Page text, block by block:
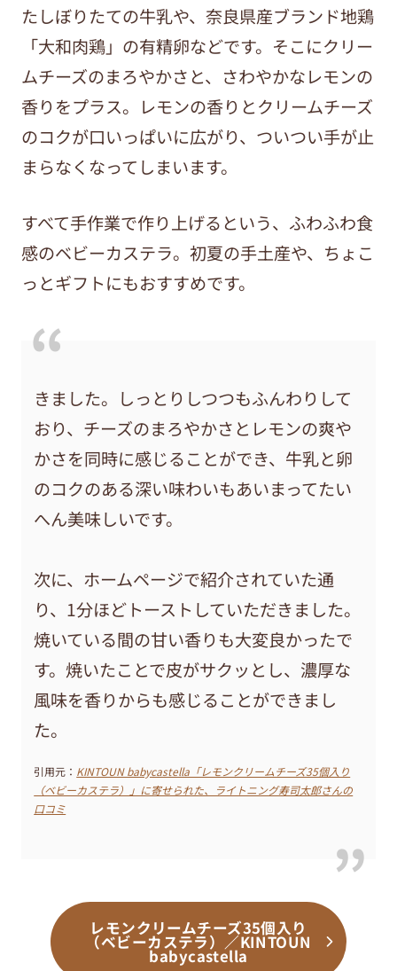
たしぼりたての牛乳や、奈良県産ブランド地鶏
「大和肉鶏」の有精卵などです。そこにクリー
ムチーズのまろやかさと、さわやかなレモンの
香りをプラス。レモンの香りとクリームチーズ
のコクが口いっぱいに広がり、ついつい手が止
まらなくなってしまいます。
すべて手作業で作り上げるという、ふわふわ食
感のベビーカステラ。初夏の手土産や、ちょこ
っとギフトにもおすすめです。
きました。しっとりしつつもふんわりして
おり、チーズのまろやかさとレモンの爽や
かさを同時に感じることができ、牛乳と卵
のコクのある深い味わいもあいまってたい
へん美味しいです。
次に、ホームページで紹介されていた通
り、1分ほどトーストしていただきました。
焼いている間の甘い香りも大変良かったで
す。焼いたことで皮がサクッとし、濃厚な
風味を香りからも感じることができまし
た。
引用元： KINTOUN babycastella「レモンクリームチーズ35個入り
（ベビーカステラ）」に寄せられた、ライトニング寿司太郎さんの
口コミ
レモンクリームチーズ35個入り
（ベビーカステラ）／KINTOUN
babycastella